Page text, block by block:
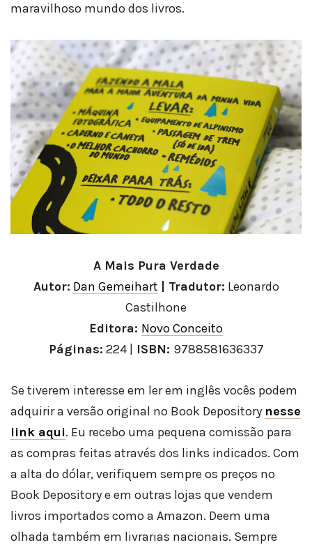
maravilhoso mundo dos livros.
A Mais Pura Verdade
Autor: Dan Gemeihart | Tradutor: Leonardo
Castilhone
Editora: Novo Conceito
Páginas: 224 | ISBN: 9788581636337
Se tiverem interesse em ler em inglês vocês podem
adquirir a versão original no Book Depository nesse
link aqui. Eu recebo uma pequena comissão para
as compras feitas através dos links indicados. Com
a alta do dólar, verifiquem sempre os preços no
Book Depository e em outras lojas que vendem
livros importados como a Amazon. Deem uma
olhada também em livrarias nacionais. Sempre